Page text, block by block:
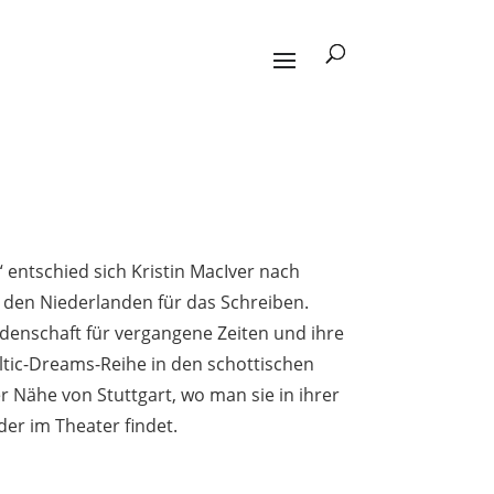
entschied sich Kristin MacIver nach
Niederlanden für das Schreiben.
für vergangene Zeiten und ihre
Dreams-Reihe in den schottischen
Nähe von Stuttgart, wo man sie in ihrer
im Theater findet.